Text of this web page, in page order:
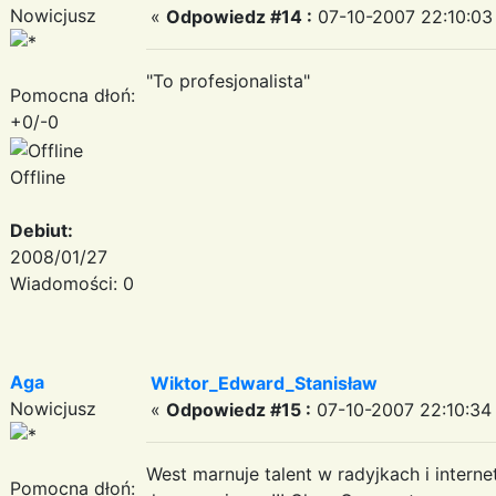
Nowicjusz
Pomocna dłoń:
+0/-0
Offline
Debiut:
2008/01/27
Wiadomości: 0
« Odpowiedz #14 : 07-10-2007
"To profesjonalista"
Aga
Nowicjusz
Pomocna dłoń:
Wiktor_Edward_Stanisław
« Odpowiedz #15 : 07-10-2007 22:10:34
West marnuje talent w radyjkach i